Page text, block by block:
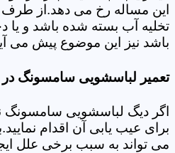
این مساله رخ می دهد.از
تخلیه آب بسته شده باشد و یا
باشد نیز این موضوع پیش می
تعمیر لباسشویی سامسونگ
اگر دیگ لباسشویی
برای عیب یابی آن اقدام
می تواند به سبب برخی علل